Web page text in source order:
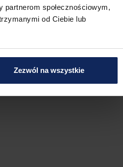
społecznościowym,
od Ciebie lub
Zezwól na wszystkie